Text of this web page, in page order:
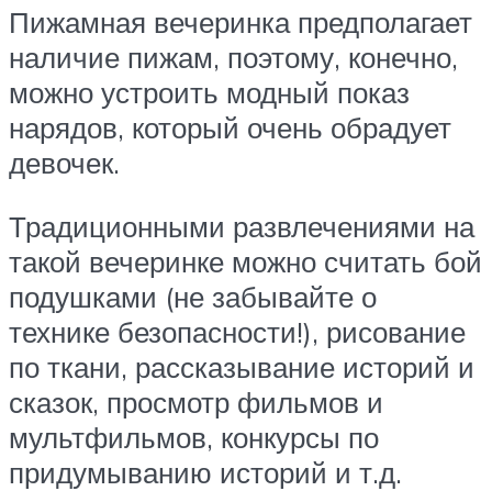
Пижамная вечеринка предполагает
наличие пижам, поэтому, конечно,
можно устроить модный показ
нарядов, который очень обрадует
девочек.
Традиционными развлечениями на
такой вечеринке можно считать бой
подушками (не забывайте о
технике безопасности!), рисование
по ткани, рассказывание историй и
сказок, просмотр фильмов и
мультфильмов, конкурсы по
придумыванию историй и т.д.